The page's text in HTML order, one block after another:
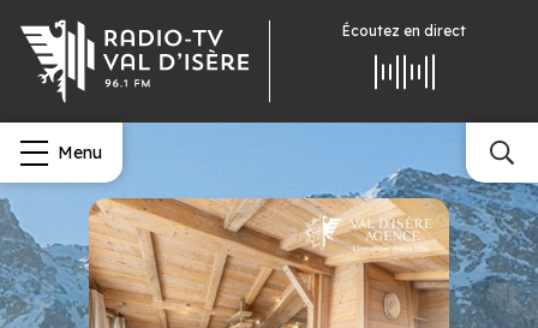
Écoutez en direct
Menu